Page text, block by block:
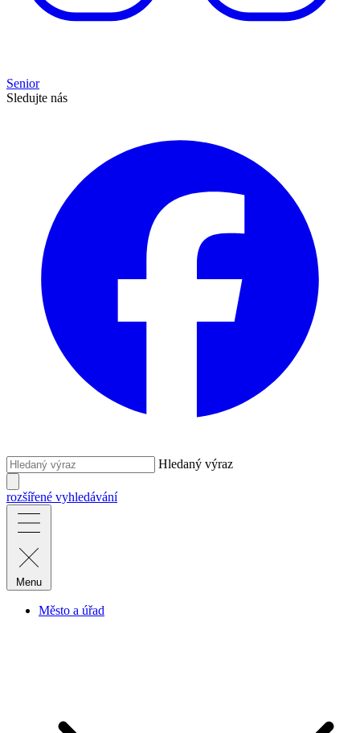
Senior
Sledujte nás
Hledaný výraz
rozšířené vyhledávání
Menu
Město a úřad